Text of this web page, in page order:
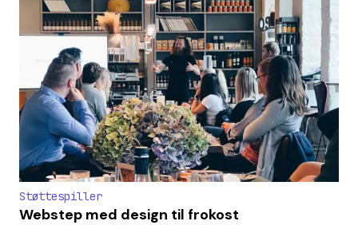
Støttespiller
Webstep med design til frokost